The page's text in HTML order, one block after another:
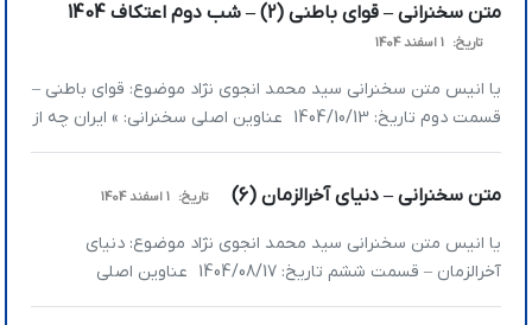
تاثیر صدقه چه زمانیست؟ » چرا در شرایطی که می‌دانیم مورد […]
متن سخنرانی – قوای باطنی (2) – شب دوم اعتکاف 1404
تاریخ: 1 اسفند 1404
یا انیس متن سخنرانی سید محمد انجوی نژاد موضوع: قوای باطنی –
قسمت دوم تاریخ: 1404/10/13 عناوین اصلی سخنرانی: » ایران چه از
نظر مردمی و چه از نظر جغرافیایی قابل قیاس با ونزوئلا نیست » اگر
باشی » ما دیگر لب […]
متن سخنرانی – دنیای آخرالزمان (6) تاریخ: 1 اسفند 1404
یا انیس متن سخنرانی سید محمد انجوی نژاد موضوع: دنیای
آخرالزمان – قسمت ششم تاریخ: 1404/08/17 عناوین اصلی
سخنرانی: » مرز اختیار و اجبار در زندگی انسان‌ها چیست؟ » بَداء